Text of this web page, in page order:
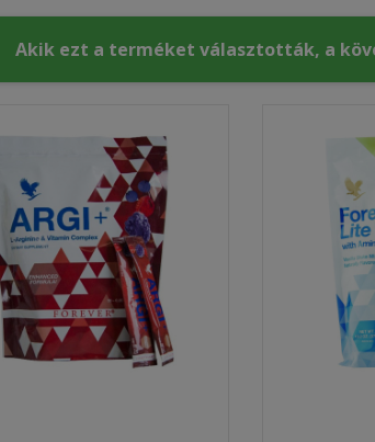
Akik ezt a terméket választották, a